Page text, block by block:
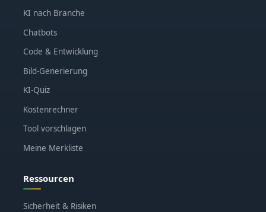
KI nach Branche
Chatbots
Code & Entwicklung
Bild-Generierung
KI-Quiz
Kostenrechner
Tool vorschlagen
Meine Merkliste
Ressourcen
Sicherheit & Risiken